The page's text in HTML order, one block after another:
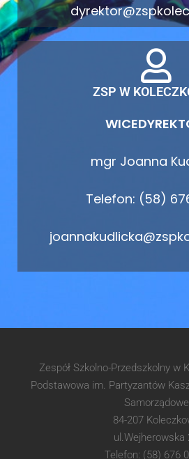
ZSP W
mgr Joanna
Telefon: (58)
Zespół Szkolno-Przedszkolny w
Podstawowa im. Partyzantów
Samorządowe
84-207
ul.Wejherowska
Telefon: (58) 676